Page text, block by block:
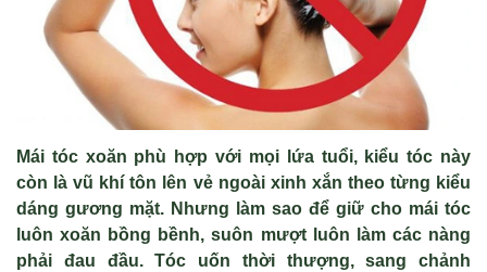
Mái tóc xoăn phù hợp với mọi l ứa tuổi, kiểu tóc này
còn là vũ khí tôn lên vẻngoài xinh xắn theo từng kiểu
dáng gương mặt. Nhưng làm sao để giữ cho mái tóc
luôn xoăn bồng bềnh, suôn mượt luôn làm các nàng
phải đau đầu. Tóc uốn thời thượng, sang chảnh